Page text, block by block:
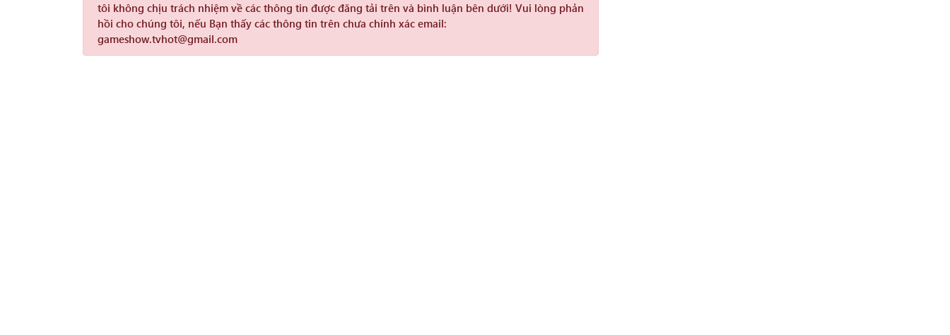
tôi không chịu trách nhiệm về các thông tin được đăng tải trên và bình luận bên dưới! Vui lòng phản
hồi cho chúng tôi, nếu Bạn thấy các thông tin trên chưa chính xác email:
gameshow.tvhot@gmail.com